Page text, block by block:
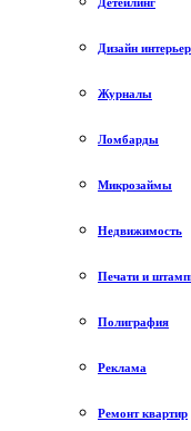
Дизайн
Журналы
Ломбарды
Микрозаймы
Недвижимость
Печати и
Полиграфия
Реклама
Ремонт квартир